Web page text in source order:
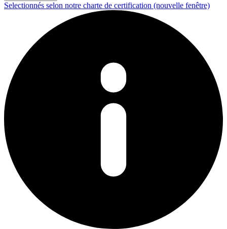
Selectionnés selon notre charte de certification (nouvelle fenêtre)